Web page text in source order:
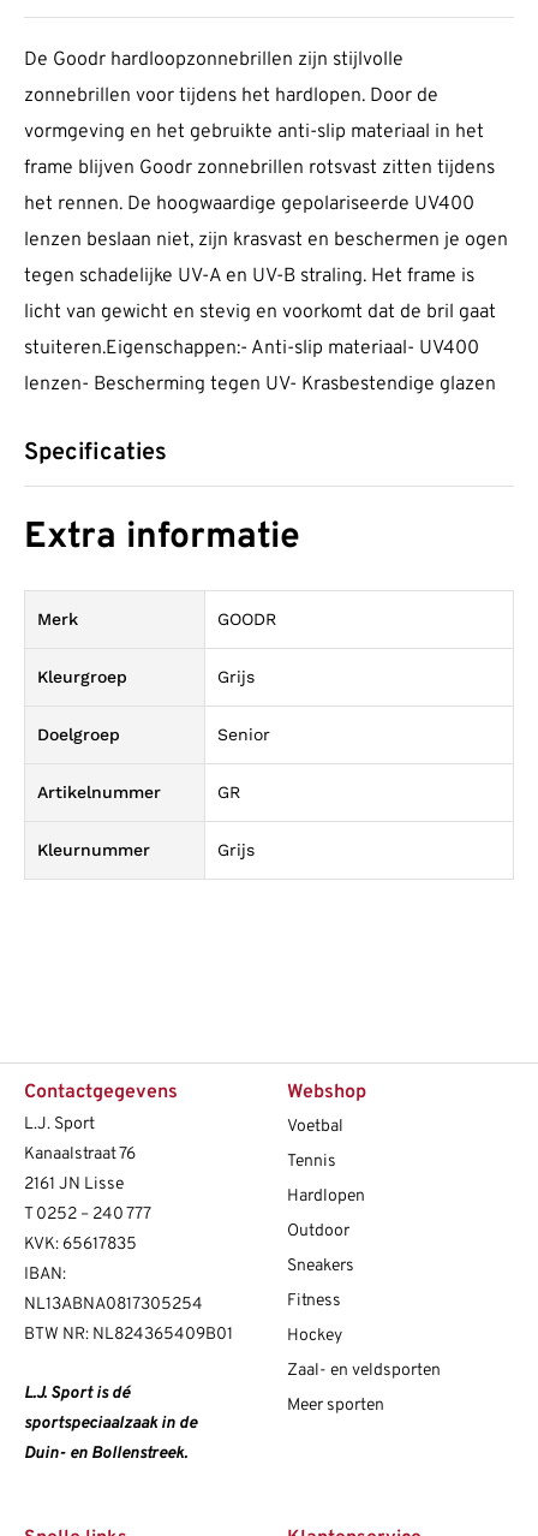
De Goodr hardloopzonnebrillen zijn stijlvolle
zonnebrillen voor tijdens het hardlopen. Door de
vormgeving en het gebruikte anti-slip materiaal in het
frame blijven Goodr zonnebrillen rotsvast zitten tijdens
het rennen. De hoogwaardige gepolariseerde UV400
lenzen beslaan niet, zijn krasvast en beschermen je ogen
tegen schadelijke UV-A en UV-B straling. Het frame is
licht van gewicht en stevig en voorkomt dat de bril gaat
stuiteren.Eigenschappen:- Anti-slip materiaal- UV400
lenzen- Bescherming tegen UV- Krasbestendige glazen
Specificaties
Extra informatie
Merk GOODR
Kleurgroep Grijs
Doelgroep Senior
Artikelnummer GR
Kleurnummer Grijs
Contactgegevens
L.J. Sport
Kanaalstraat 76
2161 JN Lisse
T 0252 – 240 777
KVK: 65617835
IBAN:
NL13ABNA0817305254
BTW NR: NL824365409B01
L.J. Sport is dé
sportspeciaalzaak in de
Duin- en Bollenstreek.
Webshop
Voetbal
Tennis
Hardlopen
Outdoor
Sneakers
Fitness
Hockey
Zaal- en veldsporten
Meer sporten